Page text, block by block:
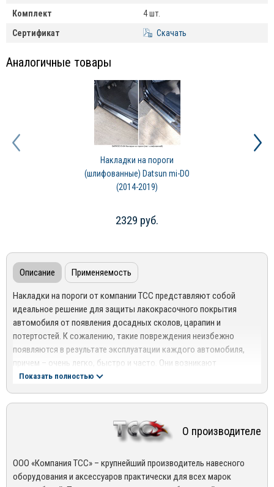
Комплект
4 шт.
Сертификат
Скачать
Аналогичные товары
Накладки на пороги
(шлифованные) Datsun mi-DO
(2014-2019)
2329 руб.
Описание Применяемость
Накладки на пороги от компании ТСС представляют собой
идеальное решение для защиты лакокрасочного покрытия
автомобиля от появления досадных сколов, царапин и
потертостей. К сожалению, такие повреждения неизбежно
появляются в результате эксплуатации каждого автомобиля,
причем – очень легко, быстро и часто. Они возникают
вследствие шарканья обувью по порогу в моменты посадки и
Накладки на пороги являются одними из самых популярных
среди автовладельцев элементов тюнинга. С их помощью можно
завершенности и индивидуальности без серьезных вложений.
При производстве изделий используются модельные лекала,
Показать полностью
О производителе
ООО «Компания ТСС» – крупнейший производитель навесного
оборудования и аксессуаров практически для всех марок